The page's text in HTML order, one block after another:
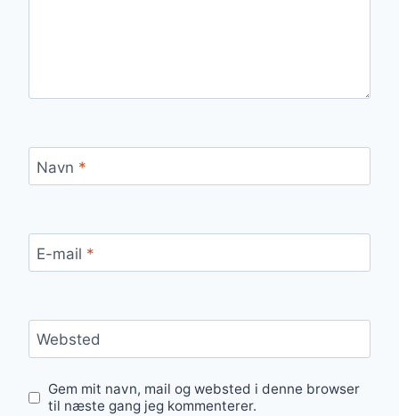
Navn *
E-mail *
Websted
Gem mit navn, mail og websted i denne browser
til næste gang jeg kommenterer.